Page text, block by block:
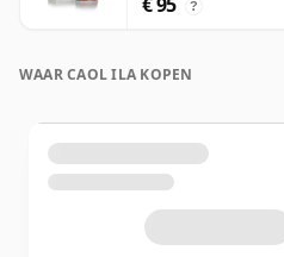
?
WAAR CAOL ILA KOPEN